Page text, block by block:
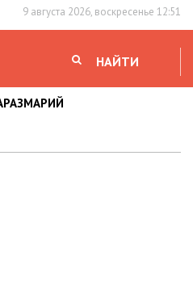
9 августа 2026, воскресенье 12:51
НАЙТИ